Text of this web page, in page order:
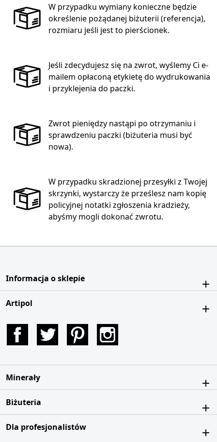
W przypadku wymiany konieczne będzie
określenie pożądanej biżuterii (referencja),
rozmiaru jeśli jest to pierścionek.
Jeśli zdecydujesz się na zwrot, wyślemy Ci e-
mailem opłaconą etykietę do wydrukowania
i przyklejenia do paczki.
Zwrot pieniędzy nastąpi po otrzymaniu i
sprawdzeniu paczki (biżuteria musi być
nowa).
W przypadku skradzionej przesyłki z Twojej
skrzynki, wystarczy że prześlesz nam kopię
policyjnej notatki zgłoszenia kradzieży,
abyśmy mogli dokonać zwrotu.
Informacja o sklepie
Artipol
Facebook Twitter Pinterest
Minerały
Biżuteria
Dla profesjonalistów